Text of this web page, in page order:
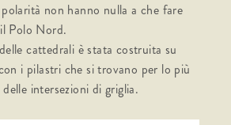
non hanno nulla a che fare
Polo Nord.
cattedrali è stata costruita su
i pilastri che si trovano per lo più
intersezioni di griglia.